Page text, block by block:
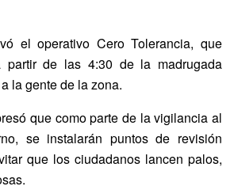
el operativo Cero Tolerancia, que
partir de las 4:30 de la madrugada
la gente de la zona.
que como parte de la vigilancia al
se instalarán puntos de revisión
que los ciudadanos lancen palos,